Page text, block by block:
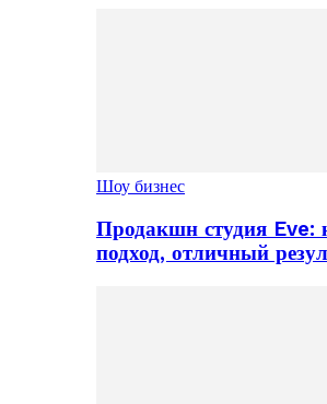
Шоу бизнес
Продакшн студия Eve:
подход, отличный